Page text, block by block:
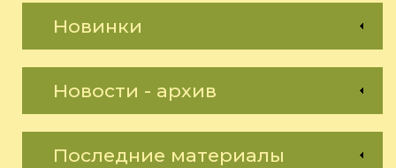
Новинки
Новости - архив
Последние материалы